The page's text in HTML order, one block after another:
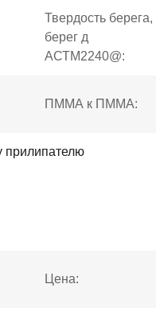
Твердость берега,
берег д
АСТМ2240@:
ПММА к ПММА:
прилипателю
Цена: